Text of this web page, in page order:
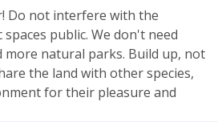
Do not interfere with the
public. We don't need
more natural parks. Build up, not
the land with other species,
for their pleasure and